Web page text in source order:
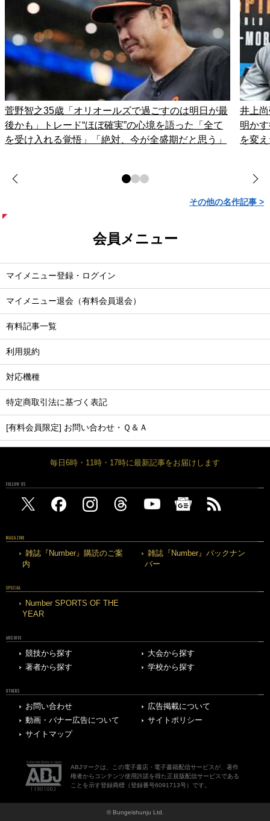
菅野智之35歳「オリオールズで過ごすのは明日が最
後かも」トレード“ほぼ確実”の心境を語った「全て
を受け入れる覚悟」「絶対、今が全盛期だと思う」
井上
明か
を変
その他の名作記事 >
会員メニュー
マイメニュー登録・ログイン
マイメニュー退会（有料会員退会）
有料記事一覧
利用規約
対応機種
特定商取引法に基づく表記
[有料会員限定] お問い合わせ・Ｑ＆Ａ
毎日6時・11時・17時に最新記事をお届けします
FOLLOW US
MAGAZINE
雑誌『Number』購読のご案
内
雑誌『Number』バックナン
バー
SPECIAL
Number SPORTS OF THE
YEAR
ARCHIVE
競技から探す
大会から探す
著者から探す
学校から探す
OTHERS
お問い合わせ
広告掲載について
動画・バナー広告について
サイトポリシー
サイトマップ
ABJマークは、この電子書店・電子書籍配信サービスが、著作
権者からコンテンツ使用許諾を得た正規版配信サービスである
ことを示す登録商標（登録番号6091713号）です。
© Bungeishunju Ltd.